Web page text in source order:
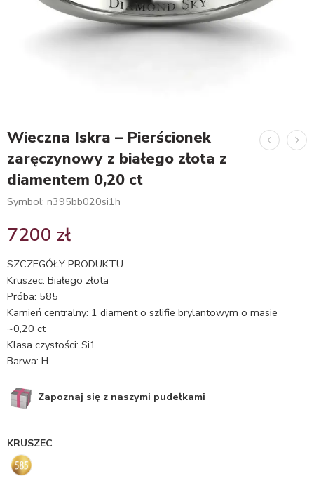
Wieczna Iskra – Pierścionek
zaręczynowy z białego złota z
diamentem 0,20 ct
Symbol: n395bb020si1h
7200 zł
SZCZEGÓŁY PRODUKTU:
Kruszec: Białego złota
Próba: 585
Kamień centralny: 1 diament o szlifie brylantowym o masie
~0,20 ct
Klasa czystości: Si1
Barwa: H
Zapoznaj się z naszymi pudełkami
KRUSZEC